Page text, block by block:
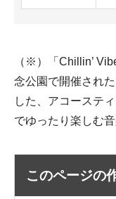
（※）「Chillin’
念公園で開催され
した、アコーステ
でゆったり楽しむ音
このページの